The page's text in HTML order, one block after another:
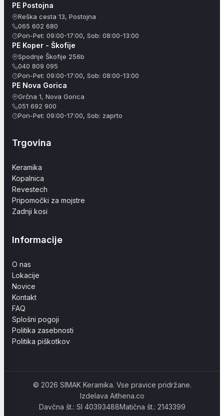
PE Postojna
Reška cesta 13, Postojna
065 602 680
Pon-Pet: 09:00-17:00, Sob: 08:00-13:00
PE Koper - Škofije
Spodnje Škofije 256b
040 809 095
Pon-Pet: 09:00-17:00, Sob: 08:00-13:00
PE Nova Gorica
Grčna 1, Nova Gorica
051 692 900
Pon-Pet: 09:00-17:00, Sob: zaprto
Trgovina
Keramika
Kopalnica
Revestech
Pripomočki za mojstre
Zadnji kosi
Informacije
O nas
Lokacije
Novice
Kontakt
FAQ
Splošni pogoji
Politika zasebnosti
Politika piškotkov
© 2026 SIMAK Keramika. Vse pravice pridržane.
Izdelava Aithena.co
Davčna št.: SI 40393488Matična št.: 2143399